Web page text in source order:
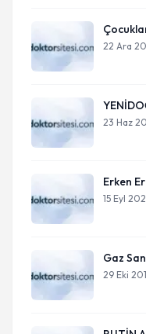
22 Ara
23 Haz
Erken
15 Eyl
Gaz
29 Eki